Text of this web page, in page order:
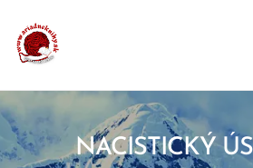
NACISTICKÝ